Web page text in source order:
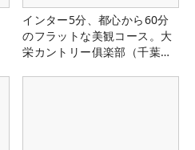
インター5分、都心から60分
のフラットな美観コース。大
栄カントリー俱楽部（千葉